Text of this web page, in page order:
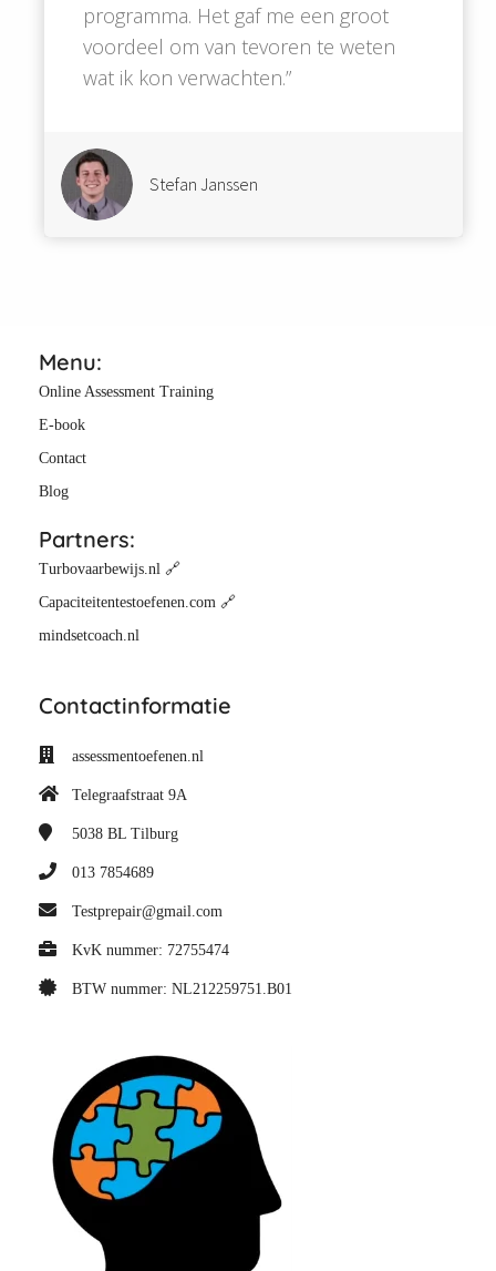
programma. Het gaf me een groot
voordeel om van tevoren te weten
wat ik kon verwachten.”
Stefan Janssen
Menu:
Online Assessment Training
E-book
Contact
Blog
Partners:
Turbovaarbewijs.nl 🔗
Capaciteitentestoefenen.com 🔗
mindsetcoach.nl
Contactinformatie
assessmentoefenen.nl
Telegraafstraat 9A
5038 BL Tilburg
013 7854689
Testprepair@gmail.com
KvK nummer: 72755474
BTW nummer: NL212259751.B01